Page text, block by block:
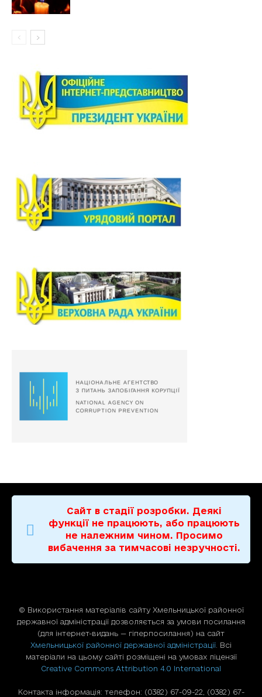
Сайт в стадії розробки. Деякі
функції не працюють, або працюють
не належним чином. Просимо
вибачення за тимчасові незручності.
© Використання матерiалiв сайту Хмельницької районної
державної адміністрації дозволяється за умови посилання
(для iнтернет-видань — гiперпосилання) на сайт
Хмельницької районної державної адміністрації . Всі
матеріали на цьому сайті розміщені на умовах ліцензії
Creative Commons Attribution 4.0 International
Контакта інформація: телефон: (0382) 67-09-22, (0382) 67-